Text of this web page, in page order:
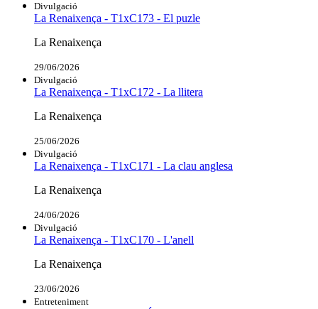
Divulgació
La Renaixença - T1xC173 - El puzle
La Renaixença
29/06/2026
Divulgació
La Renaixença - T1xC172 - La llitera
La Renaixença
25/06/2026
Divulgació
La Renaixença - T1xC171 - La clau anglesa
La Renaixença
24/06/2026
Divulgació
La Renaixença - T1xC170 - L'anell
La Renaixença
23/06/2026
Entreteniment